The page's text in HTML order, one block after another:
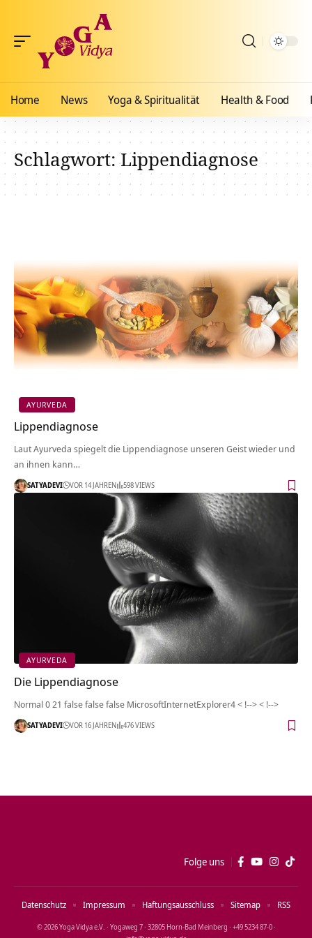
Home News Yoga & Spiritualität Health & Food
Schlagwort:Lippendiagnose
AYURVEDA
Lippendiagnose
Laut Ayurveda spiegelt die Lippendiagnose unseren Geist wieder und
an ihnen kann…
SATYADEVI VOR 14 JAHREN 598 VIEWS
AYURVEDA
Die Lippendiagnose
Normal 0 21 false false false MicrosoftInternetExplorer4 < !--> < !-->
SATYADEVI VOR 16 JAHREN 476 VIEWS
Folge uns
© 2026 Yoga Vidya e.V. · Yogaweg 7 · 32805 Horn‑Bad Meinberg · +49 5234 87‑0 ·
Datenschutz Impressum Haftungsausschluss Sitemap RSS